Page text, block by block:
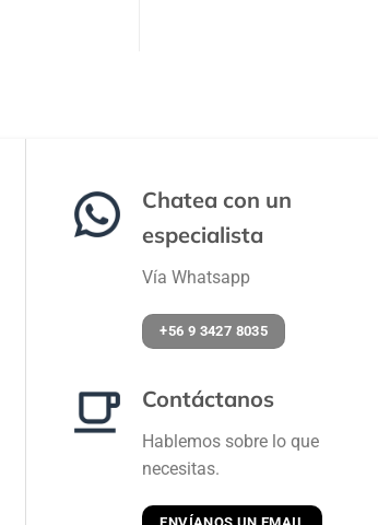
Chatea con un
especialista
Vía Whatsapp
+56 9 3427 8035
Contáctanos
Hablemos sobre lo que
necesitas.